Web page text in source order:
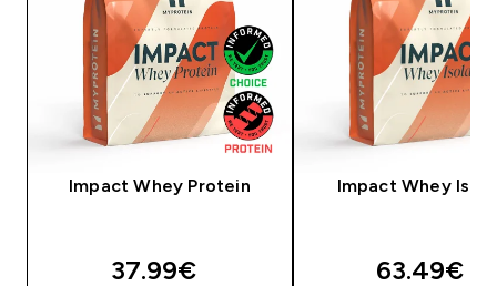
Impact Whey Protein
discounted price
37.99€‎
Impact Whey
63.49€‎